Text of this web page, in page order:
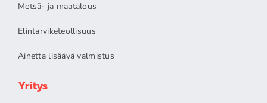
Metsä- ja maatalous
Elintarviketeollisuus
Ainetta lisäävä valmistus
Yritys